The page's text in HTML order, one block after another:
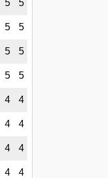
5 5
5 5
5 5
5 5
4 4
4 4
4 4
4 4